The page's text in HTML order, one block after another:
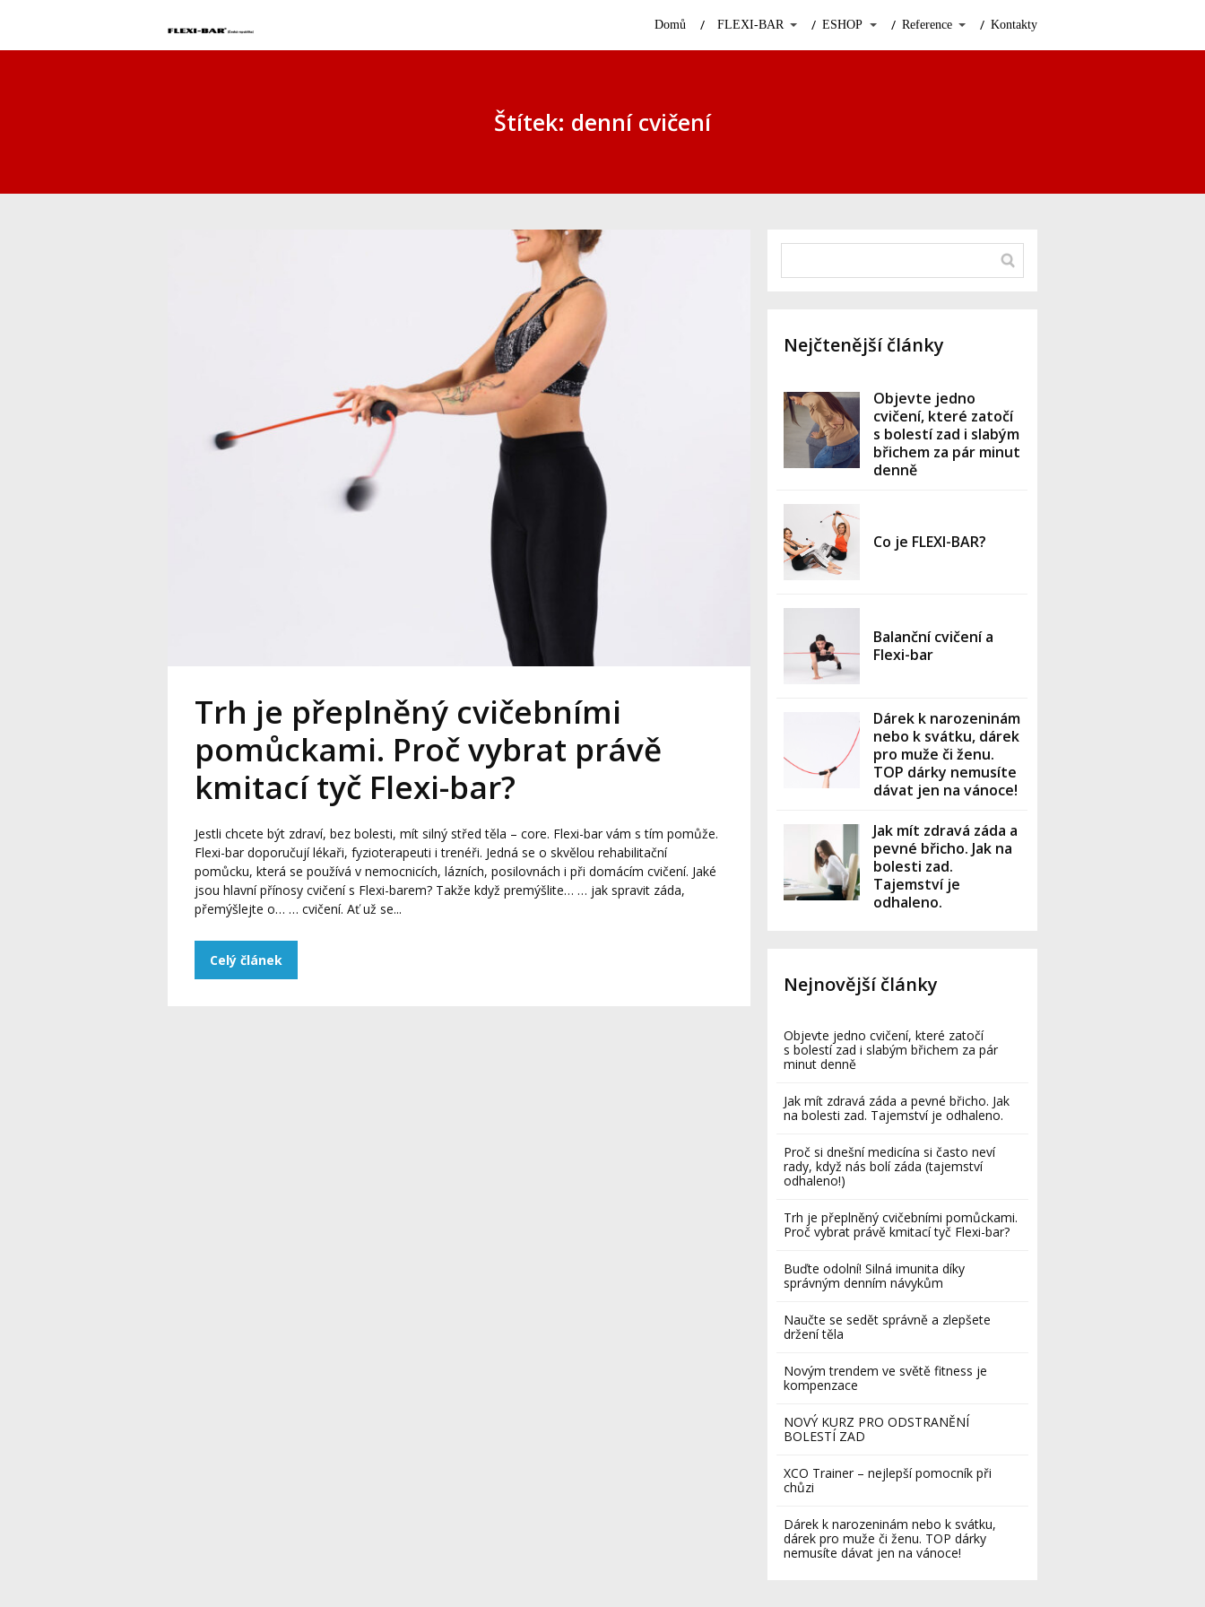
Domů FLEXI-BAR ESHOP Reference Kontakty
Štítek: denní cvičení
Trh je přeplněný cvičebními
pomůckami. Proč vybrat právě
kmitací tyč Flexi-bar?
Jestli chcete být zdraví, bez bolesti, mít silný střed těla – core. Flexi-bar vám s tím pomůže.
Flexi-bar doporučují lékaři, fyzioterapeuti i trenéři. Jedná se o skvělou rehabilitační
pomůcku, která se používá v nemocnicích, lázních, posilovnách i při domácím cvičení. Jaké
jsou hlavní přínosy cvičení s Flexi-barem? Takže když premýšlite… … jak spravit záda,
přemýšlejte o… … cvičení. Ať už se...
Celý článek
Nejčtenější články
Objevte jedno
cvičení, které zatočí
s bolestí zad i slabým
břichem za pár minut
denně
Co je FLEXI-BAR?
Balanční cvičení a
Flexi-bar
Dárek k narozeninám
nebo k svátku, dárek
pro muže či ženu.
TOP dárky nemusíte
dávat jen na vánoce!
Jak mít zdravá záda a
pevné břicho. Jak na
bolesti zad.
Tajemství je
odhaleno.
Nejnovější články
Objevte jedno cvičení, které zatočí
s bolestí zad i slabým břichem za pár
minut denně
Jak mít zdravá záda a pevné břicho. Jak
na bolesti zad. Tajemství je odhaleno.
Proč si dnešní medicína si často neví
rady, když nás bolí záda (tajemství
odhaleno!)
Trh je přeplněný cvičebními pomůckami.
Proč vybrat právě kmitací tyč Flexi-bar?
Buďte odolní! Silná imunita díky
správným denním návykům
Naučte se sedět správně a zlepšete
držení těla
Novým trendem ve světě fitness je
kompenzace
NOVÝ KURZ PRO ODSTRANĚNÍ
BOLESTÍ ZAD
XCO Trainer – nejlepší pomocník při
chůzi
Dárek k narozeninám nebo k svátku,
dárek pro muže či ženu. TOP dárky
nemusíte dávat jen na vánoce!